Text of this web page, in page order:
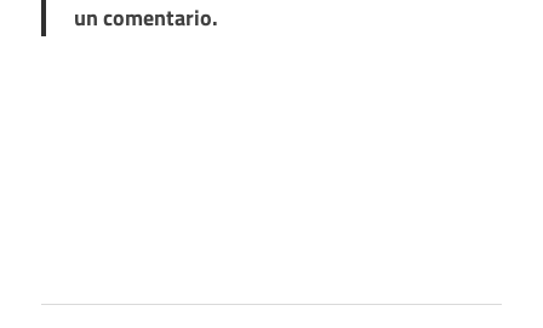
un comentario.